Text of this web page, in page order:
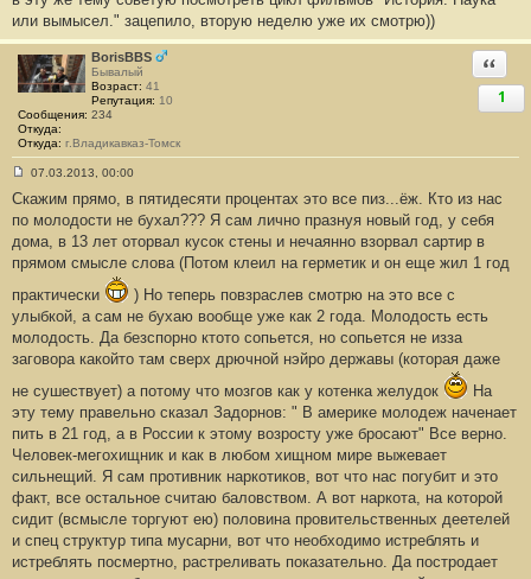
б
щ
е
н
и
#
6
или вымысел." зацепило, вторую неделю уже их смотрю))
BorisBBS
Бывалый
Возраст: 41
Репутация: 10
Сообщения: 234
Откуда:
Откуда: г.Владикавказ-Томск
1
о
б
щ
н
е
#
7
07.03.2013, 00:00
Скажим прямо, в пятидесяти процентах это все пиз...ёж. Кто из нас
по молодости не бухал??? Я сам лично празнуя новый год, у себя
дома, в 13 лет оторвал кусок стены и нечаянно взорвал сартир в
прямом смысле слова (Потом клеил на герметик и он еще жил 1 год
практически
) Но теперь повзраслев смотрю на это все с
улыбкой, а сам не бухаю вообще уже как 2 года. Молодость есть
молодость. Да безспорно ктото сопьется, но сопьется не изза
заговора какойто там сверх дрючной нэйро державы (которая даже
не сушествует) а потому что мозгов как у котенка желудок
На
эту тему правельно сказал Задорнов: " В америке молодеж наченает
пить в 21 год, а в России к этому возросту уже бросают" Все верно.
Человек-мегохищник и как в любом хищном мире выжевает
сильнещий. Я сам противник наркотиков, вот что нас погубит и это
факт, все остальное считаю баловством. А вот наркота, на которой
сидит (всмысле торгуют ею) половина провительственных деетелей
и спец структур типа мусарни, вот что необходимо истреблять и
истреблять посмертно, растреливать показательно. Да постродает